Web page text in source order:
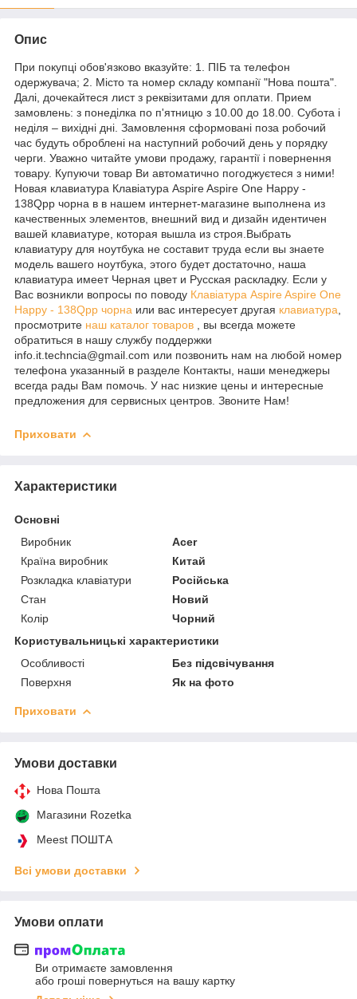
Опис
При покупці обов'язково вказуйте: 1. ПІБ та телефон
одержувача; 2. Місто та номер складу компанії "Нова пошта".
Далі, дочекайтеся лист з реквізитами для оплати. Прием
замовлень: з понеділка по п'ятницю з 10.00 до 18.00. Субота і
неділя – вихідні дні. Замовлення сформовані поза робочий
час будуть оброблені на наступний робочий день у порядку
черги. Уважно читайте умови продажу, гарантії і повернення
товару. Купуючи товар Ви автоматично погоджуєтеся з ними!
Новая клавиатура Клавіатура Aspire Aspire One Happy -
138Qpp чорна в в нашем интернет-магазине выполнена из
качественных элементов, внешний вид и дизайн идентичен
вашей клавиатуре, которая вышла из строя.Выбрать
клавиатуру для ноутбука не составит труда если вы знаете
модель вашего ноутбука, этого будет достаточно, наша
клавиатура имеет Черная цвет и Русская раскладку. Если у
Вас возникли вопросы по поводу Клавіатура Aspire Aspire One
Happy - 138Qpp чорна или вас интересует другая клавиатура
просмотрите наш каталог товаров , вы всегда можете
обратиться в нашу службу поддержки
info.it.techncia@gmail.com или позвонить нам на любой номер
телефона указанный в разделе Контакты, наши менеджеры
всегда рады Вам помочь. У нас низкие цены и интересные
предложения для сервисных центров. Звоните Нам!
Приховати
Характеристики
Основні
Виробник
Acer
Країна виробник
Китай
Розкладка клавіатури
Російська
Стан
Новий
Колір
Чорний
Користувальницькі характеристики
Особливості
Без підсвічування
Поверхня
Як на фото
Приховати
Умови доставки
Нова Пошта
Магазини Rozetka
Meest ПОШТА
Всі умови доставки
Умови оплати
Ви отримаєте замовлення
або гроші повернуться на вашу картку